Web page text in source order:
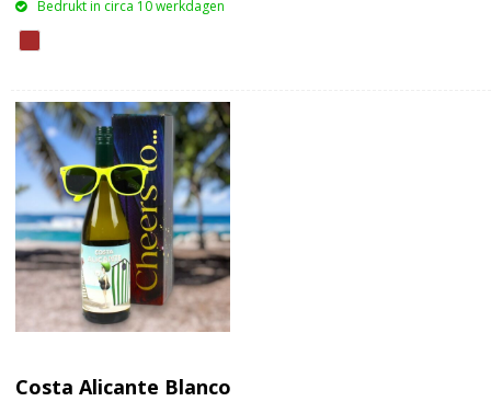
Bedrukt in circa 10 werkdagen
Costa Alicante Blanco